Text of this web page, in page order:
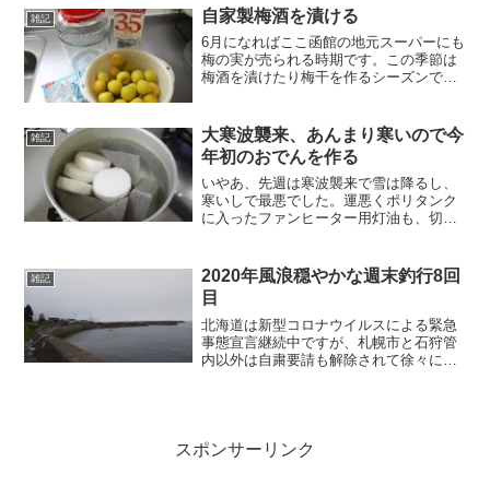
今までは振り出し投げ竿を使っていたの
ですが、今回は並み継ぎの...
雑記 自家製梅酒を漬ける
6月になればここ函館の地元スーパーにも
梅の実が売られる時期です。この季節は
梅酒を漬けたり梅干を作るシーズンです
梅酒が売っていたりしますよね。「自家
製」という言葉に何とな...
雑記
大寒波襲来、あんまり寒いので今
年初のおでんを作る
いやあ、先週は寒波襲来で雪は降るし、
寒いしで最悪でした。運悪くポリタンク
に入ったファンヒーター用灯油も、切ら
ばいですね。(*_*;それに比べて今日は暖
かく、大分雪も解け...
雑記
2020年風浪穏やかな週末釣行8回
目
北海道は新型コロナウイルスによる緊急
事態宣言継続中ですが、札幌市と石狩管
内以外は自粛要請も解除されて徐々に飲
スポンサーリンク